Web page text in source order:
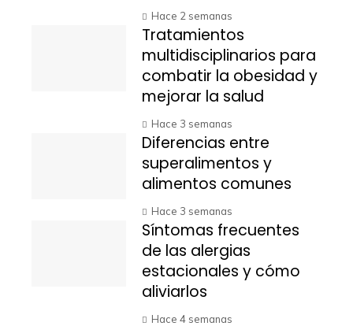
Hace 2 semanas
Tratamientos
multidisciplinarios para
combatir la obesidad y
mejorar la salud
Hace 3 semanas
Diferencias entre
superalimentos y
alimentos comunes
Hace 3 semanas
Síntomas frecuentes
de las alergias
estacionales y cómo
aliviarlos
Hace 4 semanas